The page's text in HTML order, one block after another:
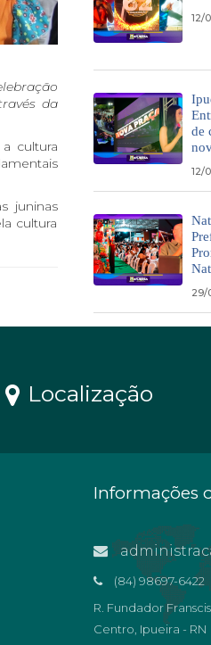
da
cultura
juninas
cultura
12/
de
12/
29/
Localização
Informações
(84) 98697-6422
R. Fundador
Centro, Ipueira - RN